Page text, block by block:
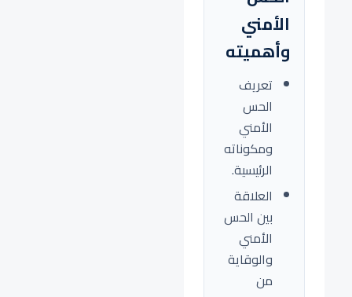
الأمني
وأهميته
تعريف
الحس
الأمني
ومكوناته
الرئيسية.
العلاقة
بين الحس
الأمني
والوقاية
من